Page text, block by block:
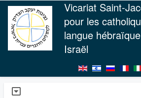
Vicariat Saint-
pour les
langue
Israël